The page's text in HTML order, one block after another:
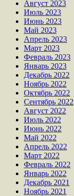
Август 2023
Июль 2023
Июнь 2023
Май 2023
Апрель 2023
Март 2023
Февраль 2023
Январь 2023
Декабрь 2022
Ноябрь 2022
Октябрь 2022
Сентябрь 2022
Август 2022
Июль 2022
Июнь 2022
Май 2022
Апрель 2022
Март 2022
Февраль 2022
Январь 2022
Декабрь 2021
Ноябрь 2021